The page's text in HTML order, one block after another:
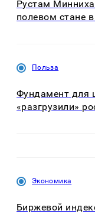
Рустам
полевом стане
Польза
Фундамент для
«разгрузили»
Экономика
Биржевой